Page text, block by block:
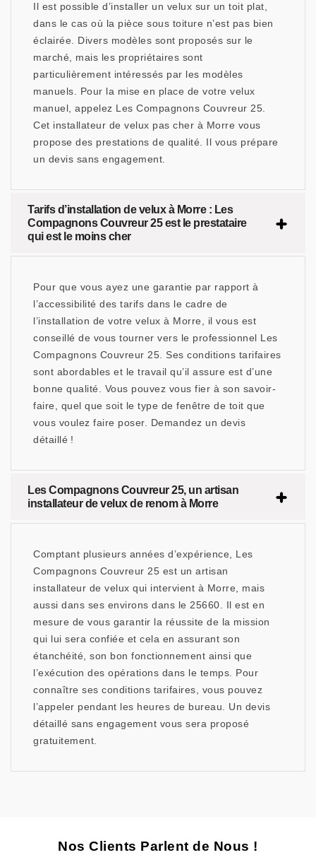
Il est possible d’installer un velux sur un toit plat,
dans le cas où la pièce sous toiture n’est pas bien
éclairée. Divers modèles sont proposés sur le
marché, mais les propriétaires sont
particulièrement intéressés par les modèles
manuels. Pour la mise en place de votre velux
manuel, appelez Les Compagnons Couvreur 25.
Cet installateur de velux pas cher à Morre vous
propose des prestations de qualité. Il vous prépare
un devis sans engagement.
Tarifs d’installation de velux à Morre : Les
Compagnons Couvreur 25 est le prestataire
qui est le moins cher
Pour que vous ayez une garantie par rapport à
l’accessibilité des tarifs dans le cadre de
l’installation de votre velux à Morre, il vous est
conseillé de vous tourner vers le professionnel Les
Compagnons Couvreur 25. Ses conditions tarifaires
sont abordables et le travail qu’il assure est d’une
bonne qualité. Vous pouvez vous fier à son savoir-
faire, quel que soit le type de fenêtre de toit que
vous voulez faire poser. Demandez un devis
détaillé !
Les Compagnons Couvreur 25, un artisan
installateur de velux de renom à Morre
Comptant plusieurs années d’expérience, Les
Compagnons Couvreur 25 est un artisan
installateur de velux qui intervient à Morre, mais
aussi dans ses environs dans le 25660. Il est en
mesure de vous garantir la réussite de la mission
qui lui sera confiée et cela en assurant son
étanchéité, son bon fonctionnement ainsi que
l’exécution des opérations dans le temps. Pour
connaître ses conditions tarifaires, vous pouvez
l’appeler pendant les heures de bureau. Un devis
détaillé sans engagement vous sera proposé
gratuitement.
Nos Clients Parlent de Nous !